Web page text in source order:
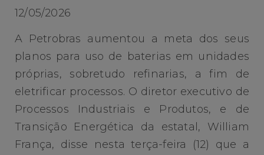
12/05/2026
A Petrobras aumentou a meta dos seus
planos para uso de baterias em unidades
próprias, sobretudo refinarias, a fim de
eletrificar processos. O diretor executivo de
Processos Industriais e Produtos, e de
Transição Energética da estatal, William
França, disse nesta terça-feira (12) que a